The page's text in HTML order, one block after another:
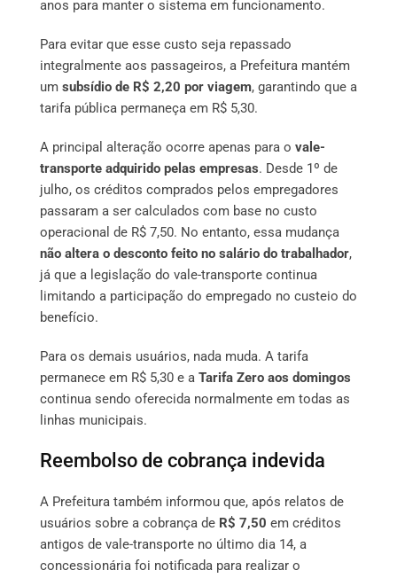
anos para manter o sistema em funcionamento.
Para evitar que esse custo seja repassado
integralmente aos passageiros, a Prefeitura mantém
um subsídio de R$ 2,20 por viagem, garantindo que a
tarifa pública permaneça em R$ 5,30.
A principal alteração ocorre apenas para o vale-
transporte adquirido pelas empresas. Desde 1º de
julho, os créditos comprados pelos empregadores
passaram a ser calculados com base no custo
operacional de R$ 7,50. No entanto, essa mudança
não altera o desconto feito no salário do trabalhador,
já que a legislação do vale-transporte continua
limitando a participação do empregado no custeio do
benefício.
Para os demais usuários, nada muda. A tarifa
permanece em R$ 5,30 e a Tarifa Zero aos domingos
continua sendo oferecida normalmente em todas as
linhas municipais.
Reembolso de cobrança indevida
A Prefeitura também informou que, após relatos de
usuários sobre a cobrança de R$ 7,50 em créditos
antigos de vale-transporte no último dia 14, a
concessionária foi notificada para realizar o